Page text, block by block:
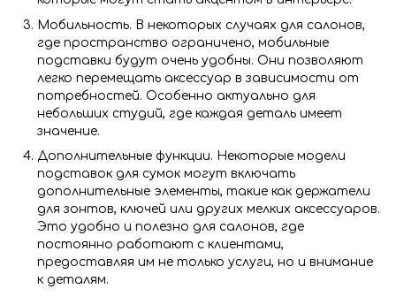
Мобильность. В некоторых случаях для салонов,
где пространство ограничено, мобильные
подставки будут очень удобны. Они позволяют
легко перемещать аксессуар в зависимости от
потребностей. Особенно актуально для
небольших студий, где каждая деталь имеет
значение.
Дополнительные функции. Некоторые модели
подставок для сумок могут включать
дополнительные элементы, такие как держатели
для зонтов, ключей или других мелких аксессуаров.
Это удобно и полезно для салонов, где
постоянно работают с клиентами,
предоставляя им не только услуги, но и внимание
к деталям.